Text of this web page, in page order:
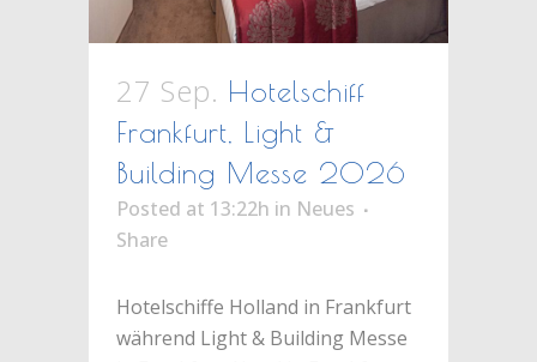
27 Sep. Hotelschiff
Frankfurt, Light &
Building Messe 2026
Posted at 13:22h in Neues
Share
Hotelschiffe Holland in Frankfurt
während Light & Building Messe